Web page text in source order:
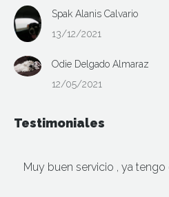
Spak Alanis Calvario
13/12/2021
Odie Delgado Almaraz
12/05/2021
Testimoniales
Muy buen servicio , ya